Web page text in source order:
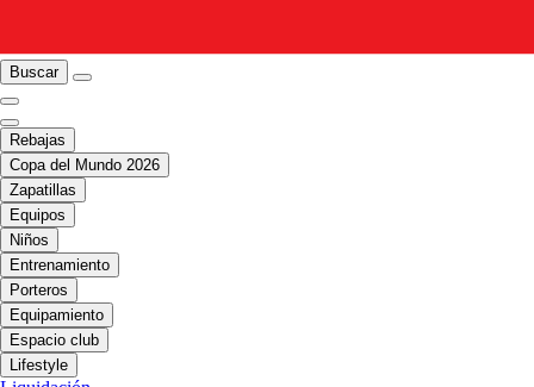
Buscar
Rebajas
Copa del Mundo 2026
Zapatillas
Equipos
Niños
Entrenamiento
Porteros
Equipamiento
Espacio club
Lifestyle